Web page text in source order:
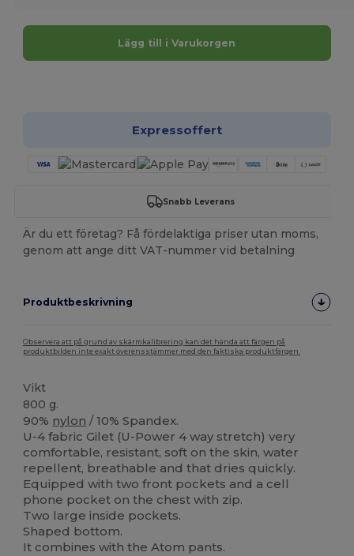
Lägg till i Varukorgen
Expressoffert
Snabb Leverans
Är du ett företag? Få fördelaktiga priser utan moms,
genom att ange ditt VAT-nummer vid betalning
Produktbeskrivning
Observera att på grund av skärmkalibrering kan det hända att färgen på
produktbilden inte exakt överensstämmer med den faktiska produktfärgen.
Vikt
800 g.
90% nylon / 10% Spandex.
U-4 fabric Gilet (U-Power 4 way stretch) very
comfortable, resistant, soft on the skin, water
repellent, breathable and that dries quickly.
Equipped with two front pockets and a cell
phone pocket on the chest with zip.
Two large inside pockets.
Shaped bottom.
It combines with the Atom pants.